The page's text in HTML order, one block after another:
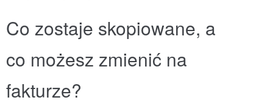
Co zostaje skopiowane, a
co możesz zmienić na
fakturze?